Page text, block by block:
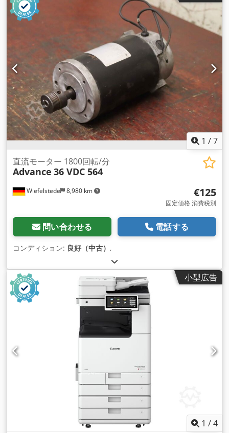
1 /7
Wiefelstede 8,980 km
直流モーター 1800回転/分
Advance 36 VDC 564
€125
固定価格 消費税別
問い合わせる 電話する
コンディション: 良好（中古） ,
小型広告
1 /4